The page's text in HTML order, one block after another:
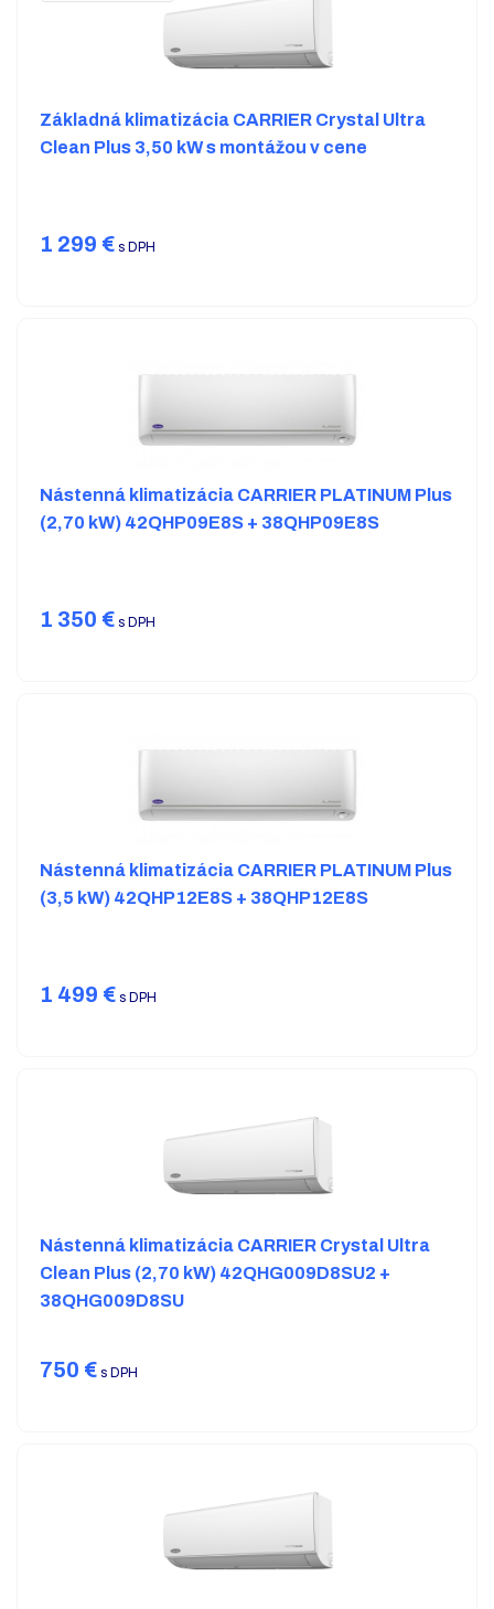
Základná klimatizácia CARRIER Crystal Ultra
Clean Plus 3,50 kW s montážou v cene
1 299 € s DPH
Nástenná klimatizácia CARRIER PLATINUM Plus
(2,70 kW) 42QHP09E8S + 38QHP09E8S
1 350 € s DPH
Nástenná klimatizácia CARRIER PLATINUM Plus
(3,5 kW) 42QHP12E8S + 38QHP12E8S
1 499 € s DPH
Nástenná klimatizácia CARRIER Crystal Ultra
Clean Plus (2,70 kW) 42QHG009D8SU2 +
38QHG009D8SU
750 € s DPH